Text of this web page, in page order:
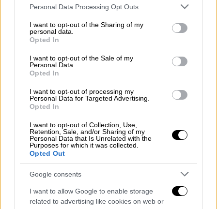
Please note that this website/app uses one or more Google
not limited to your visit or usage behaviour. You may click to
grant or deny consent to Google and its third-party tags to
use your data for below specified purposes in below Google
consent section.
Personal Data Processing Opt Outs
I want to opt-out of the Sharing of my
personal data.
Opted In
I want to opt-out of the Sale of my
Personal Data.
Opted In
I want to opt-out of processing my
Personal Data for Targeted Advertising.
Opted In
I want to opt-out of Collection, Use,
Retention, Sale, and/or Sharing of my
Personal Data that Is Unrelated with the
Purposes for which it was collected.
Opted Out
Google consents
I want to allow Google to enable storage
related to advertising like cookies on web or
και γι' αυτά. Έχω φωτογραφία της κυρίας ότι
είναι πάρα πολύ χτυπημένη. Προς το παρόν
δεν έχει εξεταστεί από ιατροδικαστή»
ανέφερε ο Απόστολος Λύτρας.
Ο Απόστολος Λύτρας σχολίασε το βίντεο
που πρόβαλε το κεντρικό δελτίο ειδήσεων
του ΑΝΤ1 και δήλωσε πως «περιμένουμε να
δούμεπως θα αντιδράσει η άλλη πλευρά
ανέφερε η πλευρά του τραγουδιστή
υποστηρίζει ότι δεν υπάρχει ξυλοδαρμός και
ότι η καταγγελία έγινε ώστε η κ. Κίρκη να
Παράλληλα, ανέφερε ότι τα θύματα δεν είναι
εύκολο να φύγουν από μια τέτοια κατάσταση